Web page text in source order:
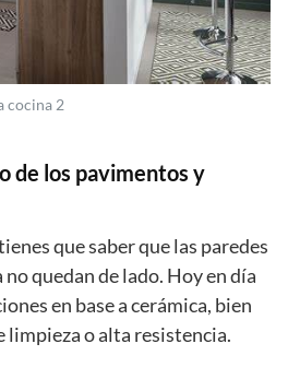
cocina 2
los pavimentos y
que saber que las paredes
quedan de lado. Hoy en día
en base a cerámica, bien
limpieza o alta resistencia.